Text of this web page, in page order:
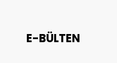
E-BÜLTEN